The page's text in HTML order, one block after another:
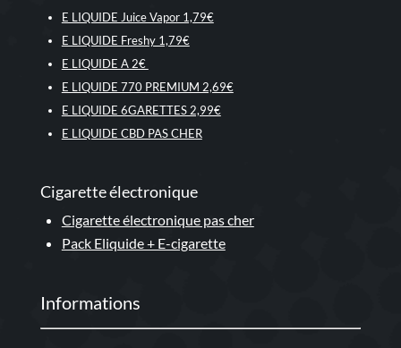
E LIQUIDE Juice Vapor 1,79€
E LIQUIDE Freshy 1,79€
E LIQUIDE A 2€
E LIQUIDE 770 PREMIUM 2,69€
E LIQUIDE 6GARETTES 2,99€
E LIQUIDE CBD PAS CHER
Cigarette électronique
Cigarette électronique pas cher
Pack Eliquide + E-cigarette
Informations